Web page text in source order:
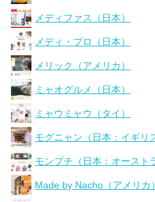
メディファス（日本）
メディ・プロ（日本）
メリック（アメリカ）
ミャオグルメ（日本）
ミャウミャウ（タイ）
モグニャン（日本：イギリ
モンプチ（日本：オースト
Made by Nacho（アメリカ）